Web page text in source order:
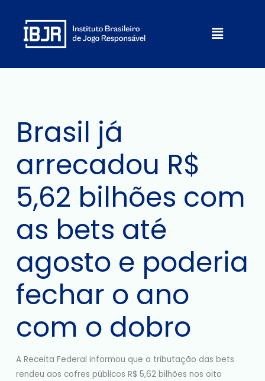
conteúdo
Menu
Brasil já
arrecadou R$
5,62 bilhões com
as bets até
agosto e poderia
fechar o ano
com o dobro
A Receita Federal informou que a tributação das bets
rendeu aos cofres públicos R$ 5,62 bilhões nos oito